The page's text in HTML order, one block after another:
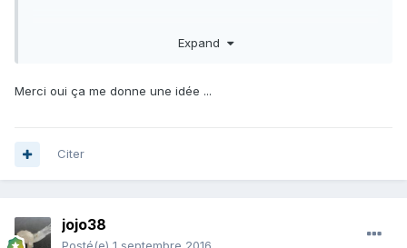
miettes de cubes récoltés sur les haldes à 20€ ou plus
comme ceux-là. Mais ça donne une idée de ce que peut
Expand
Merci oui ça me donne une idée ...
Citer
jojo38